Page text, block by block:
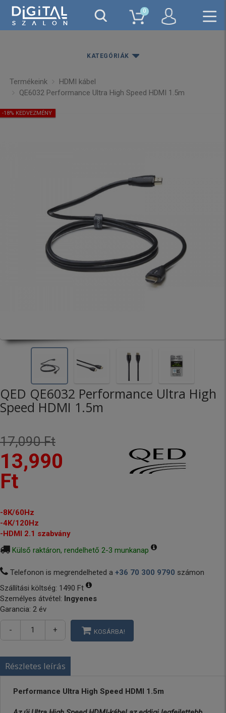
0
KATEGÓRIÁK
Termékeink
HDMI kábel
QE6032 Performance Ultra High Speed HDMI 1.5m
-18% KEDVEZMÉNY
QED QE6032 Performance Ultra High
Speed HDMI 1.5m
17,090 Ft
13,990
Ft
-8K/60Hz
-4K/120Hz
-HDMI 2.1 szabvány
Külső raktáron, rendelhető 2-3 munkanap
Telefonon is megrendelheted a +36 70 300 9790 számon
Szállítási költség: 1490 Ft
Személyes átvétel: Ingyenes
Garancia: 2 év
- + KOSÁRBA!
Részletes leírás
Performance Ultra High Speed HDMI 1.5m